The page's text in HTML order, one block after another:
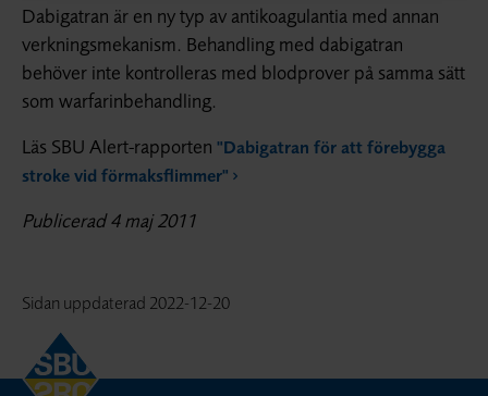
Dabigatran är en ny typ av antikoagulantia med annan
verkningsmekanism. Behandling med dabigatran
behöver inte kontrolleras med blodprover på samma sätt
som warfarinbehandling.
Läs SBU Alert-rapporten "Dabigatran för att förebygga
stroke vid förmaksflimmer"
Publicerad 4 maj 2011
Sidan uppdaterad 2022-12-20